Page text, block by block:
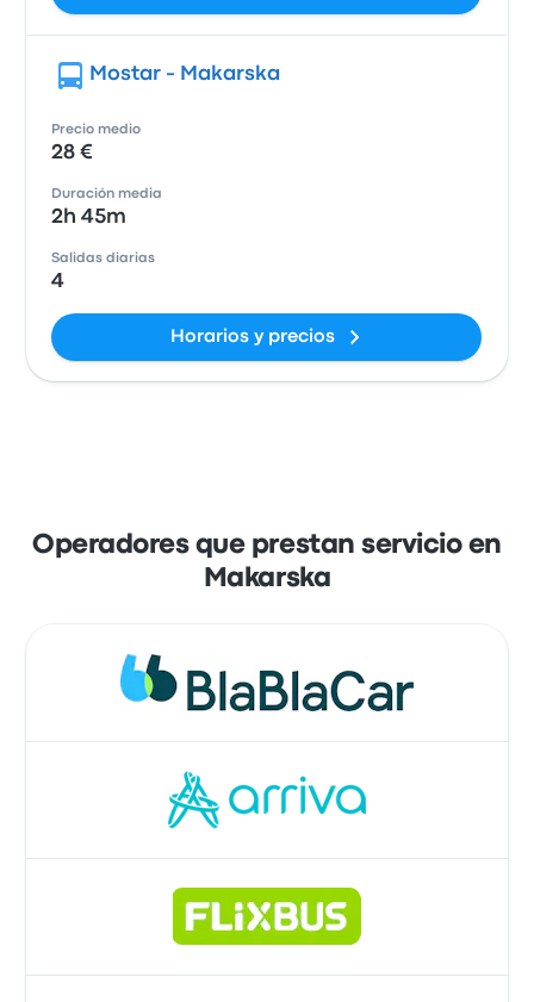
Mostar - Makarska
Precio medio
28 €
Duración media
2h 45m
Salidas diarias
4
Horarios y precios
Operadores que prestan servicio en
Makarska